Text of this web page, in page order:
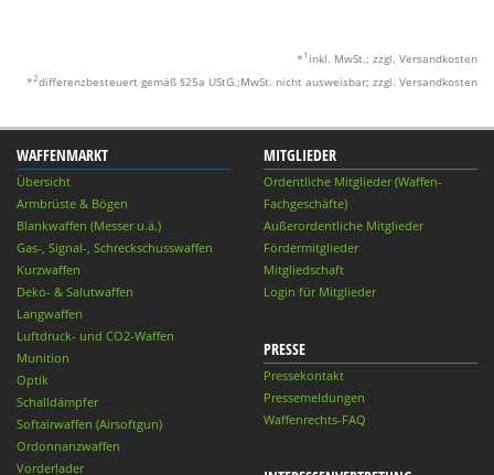
* 1 inkl. MwSt.; zzgl. Versandkosten
*2differenzbesteuert gemäß §25a UStG.;MwSt. nicht ausweisbar; zzgl. Versandkosten
WAFFENMARKT
Übersicht
Armbrüste & Bögen
Blankwaffen (Messer u.ä.)
Gas-, Signal-, Schreckschusswaffen
Kurzwaffen
Deko- & Salutwaffen
Langwaffen
Luftdruck- und CO2-Waffen
Munition
Optik
Schalldämpfer
Softairwaffen (Airsoftgun)
Ordonnanzwaffen
Vorderlader
MITGLIEDER
Ordentliche Mitglieder (Waffen-
Fachgeschäfte)
Außerordentliche Mitglieder
Fördermitglieder
Mitgliedschaft
Login für Mitglieder
PRESSE
Pressekontakt
Pressemeldungen
Waffenrechts-FAQ